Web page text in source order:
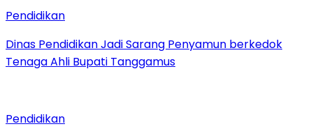
Pendidikan
Dinas Pendidikan Jadi Sarang Penyamun berkedok
Tenaga Ahli Bupati Tanggamus
Pendidikan